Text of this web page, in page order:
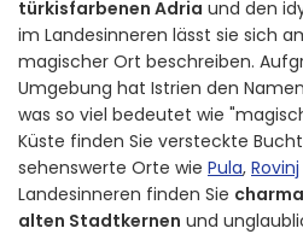
türkisfarbenen Adria und den
im Landesinneren lässt sie sich
magischer Ort beschreiben.
Umgebung hat Istrien den Namen
was so viel bedeutet wie
Küste finden Sie versteckte
sehenswerte Orte wie Pula, Rovinj
Landesinneren finden Sie
alten Stadtkernen und